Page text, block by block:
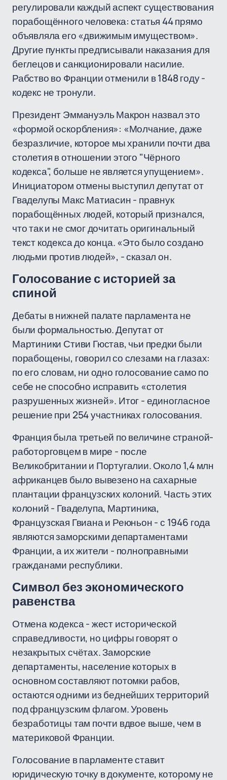
регулировали каждый аспект существования
порабощённого человека: статья 44 прямо
объявляла его «движимым имуществом».
Другие пункты предписывали наказания для
беглецов и санкционировали насилие.
Рабство во Франции отменили в 1848 году -
кодекс не тронули.
Президент Эммануэль Макрон назвал это
«формой оскорбления»: «Молчание, даже
безразличие, которое мы хранили почти два
столетия в отношении этого "Чёрного
кодекса", больше не является упущением».
Инициатором отмены выступил депутат от
Гваделупы Макс Матиасин - правнук
порабощённых людей, который признался,
что так и не смог дочитать оригинальный
текст кодекса до конца. «Это было создано
людьми против людей», - сказал он.
Голосование с историей за
спиной
Дебаты в нижней палате парламента не
были формальностью. Депутат от
Мартиники Стиви Гюстав, чьи предки были
порабощены, говорил со слезами на глазах:
по его словам, ни одно голосование само по
себе не способно исправить «столетия
разрушенных жизней». Итог - единогласное
решение при 254 участниках голосования.
Франция была третьей по величине страной-
работорговцем в мире - после
Великобритании и Португалии. Около 1,4 млн
африканцев было вывезено на сахарные
плантации французских колоний. Часть этих
колоний - Гваделупа, Мартиника,
Французская Гвиана и Реюньон - с 1946 года
являются заморскими департаментами
Франции, а их жители - полноправными
гражданами республики.
Символ без экономического
равенства
Отмена кодекса - жест исторической
справедливости, но цифры говорят о
незакрытых счётах. Заморские
департаменты, население которых в
основном составляют потомки рабов,
остаются одними из беднейших территорий
под французским флагом. Уровень
безработицы там почти вдвое выше, чем в
материковой Франции.
Голосование в парламенте ставит
юридическую точку в документе, которому не